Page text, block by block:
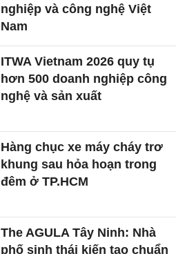
nghiệp và công nghệ Việt
Nam
ITWA Vietnam 2026 quy tụ
hơn 500 doanh nghiệp công
nghệ và sản xuất
Hàng chục xe máy cháy trơ
khung sau hỏa hoạn trong
đêm ở TP.HCM
The AGULA Tây Ninh: Nhà
phố sinh thái kiến tạo chuẩn